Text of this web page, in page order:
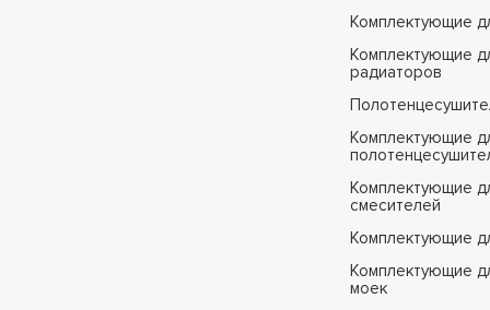
Комплектующие
Комплектующие
радиаторов
Комплектующие
Комплектующие
смесителей
Комплектующие
Комплектующие
моек